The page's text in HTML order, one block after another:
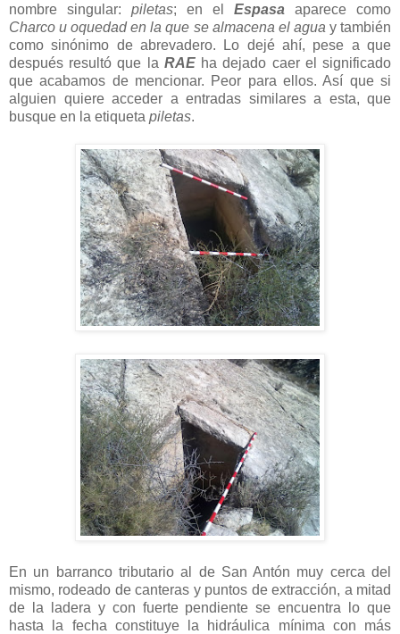
nombre singular: piletas; en el Espasa
aparece como
Charco u oquedad en la que se almacena el agua y también
como sinónimo de abrevadero. Lo dejé ahí, pese a que
después resultó que la RAEha dejado caer el significado
que acabamos de mencionar. Peor para ellos. Así que si
alguien quiere acceder a entradas similares a esta, que
busque en la etiqueta piletas.
En un barranco tributario al de San Antón muy cerca del
mismo, rodeado de canteras y puntos de extracción, a mitad
de la ladera y con fuerte pendiente se encuentra lo que
hasta la fecha constituye la hidráulica mínima con más